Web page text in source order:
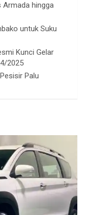
Armada hingga
untuk Suku
Kunci Gelar
2025
Palu